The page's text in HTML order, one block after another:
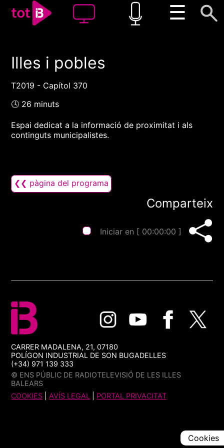
☰
00:00 00:00
1x
Illes i pobles
T2019 - Capítol 370
🕓 26 minuts
Espai dedicat a la informació de proximitat i als
continguts municipalistes.
❮❮ pàgina del programa
Comparteix
Iniciar en [ 00:00:00 ]
CARRER MADALENA, 21, 07180
POLÍGON INDUSTRIAL DE SON BUGADELLES
(+34) 971 139 333
© ENS PÚBLIC DE RADIOTELEVISIÓ DE LES ILLES
BALEARS
COOKIES |AVÍS LEGAL PORTAL PRIVACITAT
Cookies